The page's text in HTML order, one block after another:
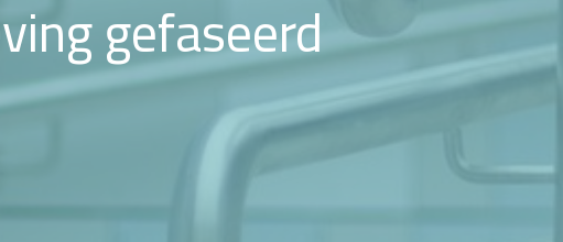
gefaseerd